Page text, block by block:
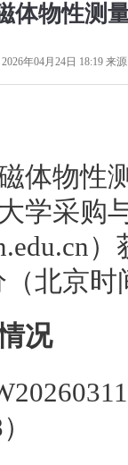
体物性测
2026年04月24日 18:19 来
体物性
学采购
（北京
况